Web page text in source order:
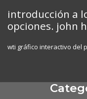
content
introducción a
opciones. john
wti gráfico interactivo del